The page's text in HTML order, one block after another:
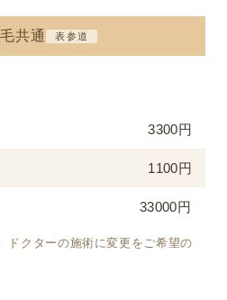
共通 表参道
3300円
1100円
33000円
ドクターの施術に変更をご希望の